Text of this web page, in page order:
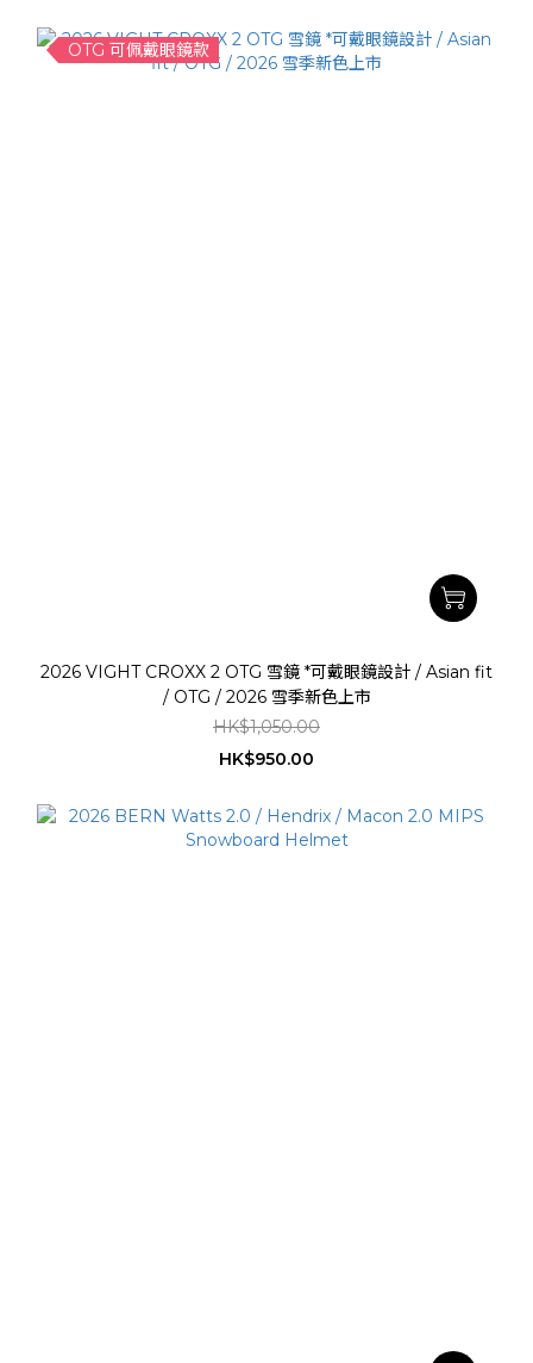
OTG 可佩戴眼鏡款
2026 VIGHT CROXX 2 OTG 雪鏡 *可戴眼鏡設計 / Asian fit
/ OTG / 2026 雪季新色上市
HK$1,050.00
HK$950.00